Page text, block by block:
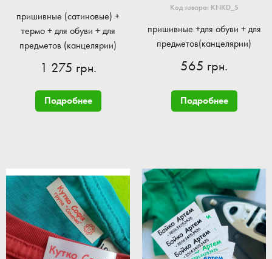
пришивные (сатиновые) +
термо + для обуви + для
предметов (канцелярии)
1 275 грн.
Подробнее
Код товара: KNKD_5
пришивные +для обуви + для
предметов(канцелярии)
565 грн.
Подробнее